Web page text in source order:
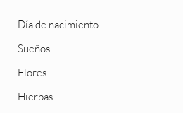
Día de nacimiento
Sueños
Flores
Hierbas